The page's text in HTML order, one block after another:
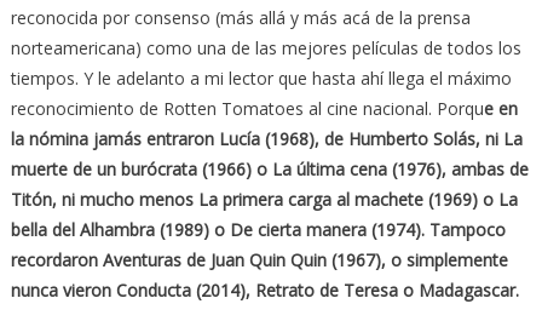
reconocida por consenso (más allá y más acá de la prensa
norteamericana) como una de las mejores películas de todos los
tiempos. Y le adelanto a mi lector que hasta ahí llega el máximo
reconocimiento de Rotten Tomatoes al cine nacional. Porque en
la nómina jamás entraron Lucía (1968), de Humberto Solás, ni La
muerte de un burócrata (1966) o La última cena (1976), ambas de
Titón, ni mucho menos La primera carga al machete (1969) o La
bella del Alhambra (1989) o De cierta manera (1974). Tampoco
recordaron Aventuras de Juan Quin Quin (1967), o simplemente
nunca vieron Conducta (2014), Retrato de Teresa o Madagascar.